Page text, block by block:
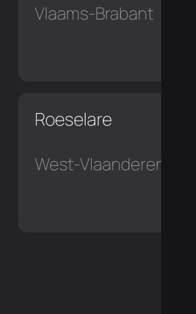
Vlaams-Brabant
Roeselare
West-Vlaanderen